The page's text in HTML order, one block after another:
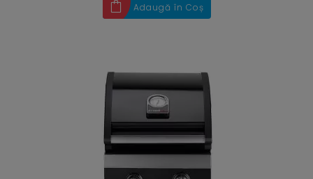
Adaugă în Coș